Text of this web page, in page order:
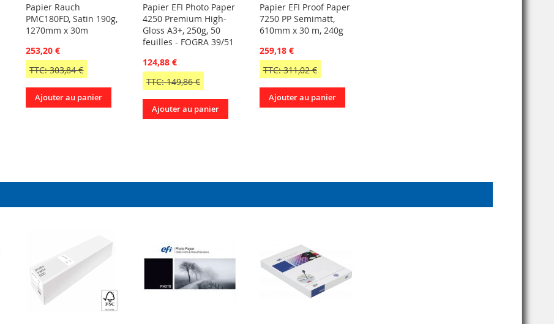
Papier Rauch
PMC180FD, Satin 190g,
1270mm x 30m
253,20 €
TTC: 303,84 €
Ajouter au panier
Papier EFI Photo Paper
4250 Premium High-
Gloss A3+, 250g, 50
feuilles - FOGRA 39/51
124,88 €
TTC: 149,86 €
Ajouter au panier
Papier EFI Proof Paper
7250 PP Semimatt,
610mm x 30 m, 240g
259,18 €
TTC: 311,02 €
Ajouter au panier